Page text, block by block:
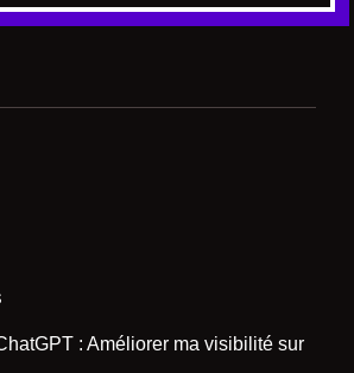
: Améliorer ma visibilité sur